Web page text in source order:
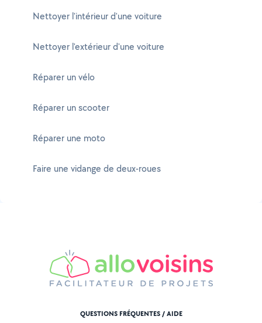
Nettoyer l'intérieur d'une voiture
Nettoyer l'extérieur d'une voiture
Réparer un vélo
Réparer un scooter
Réparer une moto
Faire une vidange de deux-roues
QUESTIONS FRÉQUENTES / AIDE